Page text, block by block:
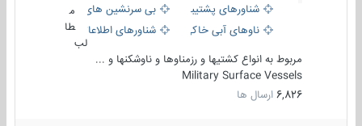
شناورهای پشتیبانی
بی سرنشین های دریایی
ناوهای آبی خاکی و نیروبرشناورهای اطلاعاتی و جاسوسی
طا
لب
مربوط به انواع کشتیها و رزمناوها و ناوشکنها و ...
Military Surface Vessels
6,826 ارسال ها